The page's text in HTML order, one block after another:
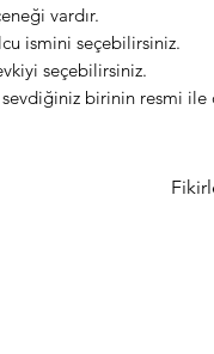
vardır.
ismini seçebilirsiniz.
seçebilirsiniz.
birinin resmi ile